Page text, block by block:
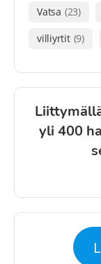
Vatsa (23)
villiyrtit (9)
yli 400